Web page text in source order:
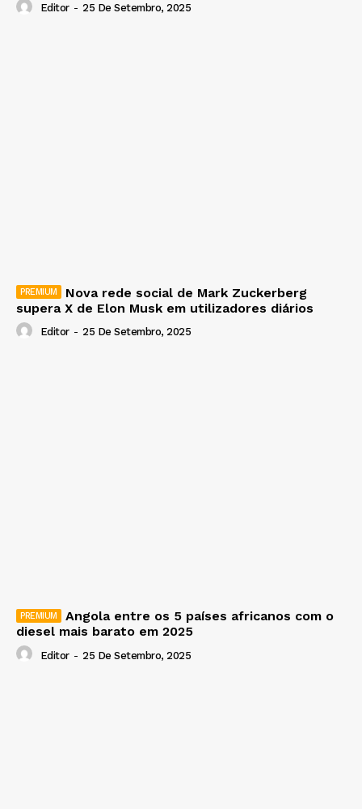
Editor - 25 De Setembro, 2025
Nova rede social de Mark Zuckerberg
supera X de Elon Musk em utilizadores diários
Editor - 25 De Setembro, 2025
Angola entre os 5 países africanos com o
diesel mais barato em 2025
Editor - 25 De Setembro, 2025